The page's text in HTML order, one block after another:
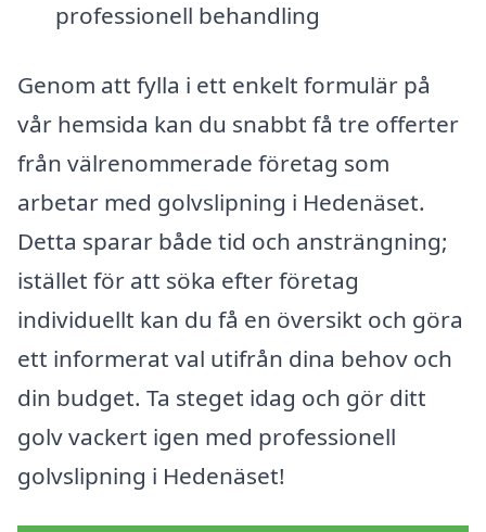
professionell behandling
Genom att fylla i ett enkelt formulär på
vår hemsida kan du snabbt få tre offerter
från välrenommerade företag som
arbetar med golvslipning i Hedenäset.
Detta sparar både tid och ansträngning;
istället för att söka efter företag
individuellt kan du få en översikt och göra
ett informerat val utifrån dina behov och
din budget. Ta steget idag och gör ditt
golv vackert igen med professionell
golvslipning i Hedenäset!